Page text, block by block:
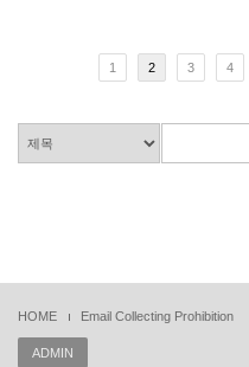
1 2 3 4
HOME Email Collecting Prohibition
ADMIN